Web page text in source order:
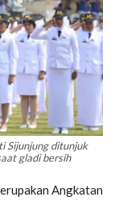
Sijunjung ditunjuk
gladi bersih
Angkatan